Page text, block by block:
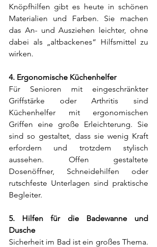
Knöpfhilfen gibt es heute in schönen
Materialien und Farben. Sie machen
das An- und Ausziehen leichter, ohne
dabei als „altbackenes“ Hilfsmittel zu
wirken.
4. Ergonomische Küchenhelfer
Für Senioren mit eingeschränkter
Griffstärke oder Arthritis sind
Küchenhelfer mit ergonomischen
Griffen eine große Erleichterung. Sie
sind so gestaltet, dass sie wenig Kraft
erfordern und trotzdem stylisch
aussehen. Offen gestaltete
Dosenöffner, Schneidehilfen oder
rutschfeste Unterlagen sind praktische
Begleiter.
5. Hilfen für die Badewanne und
Dusche
Sicherheit im Bad ist ein großes Thema.